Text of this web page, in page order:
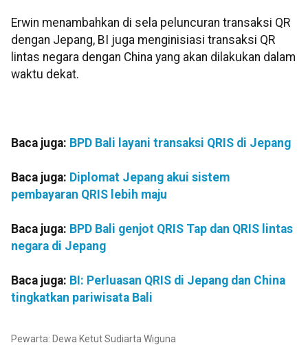
Erwin menambahkan di sela peluncuran transaksi QR
dengan Jepang, BI juga menginisiasi transaksi QR
lintas negara dengan China yang akan dilakukan dalam
waktu dekat.
Baca juga: BPD Bali layani transaksi QRIS di Jepang
Baca juga: Diplomat Jepang akui sistem
pembayaran QRIS lebih maju
Baca juga: BPD Bali genjot QRIS Tap dan QRIS lintas
negara di Jepang
Baca juga: BI: Perluasan QRIS di Jepang dan China
tingkatkan pariwisata Bali
Pewarta: Dewa Ketut Sudiarta Wiguna